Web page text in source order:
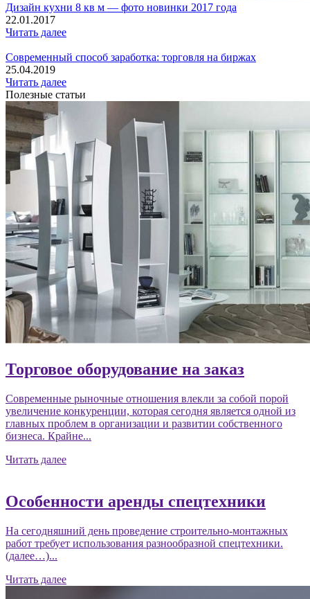
Дизайн кухни 8 кв м — фото новинки 2017 года
22.01.2017
Читать далее
Современный способ заработка: торговля на биржах
25.04.2019
Читать далее
Полезные статьи
Торговое оборудование на заказ
Современные рыночные отношения влекли за собой порой
увеличение конкуренции, которая сегодня является одной из
главных проблем в организации и развитии собственного
бизнеса. Крайне...
Читать далее
Особенности аренды спецтехники
На сегодняшний день проведение строительно-монтажных
работ требует использования разнообразной спецтехники.
(далее…)...
Читать далее